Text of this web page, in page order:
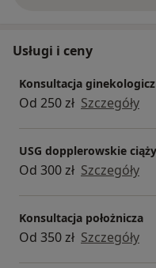
Usługi i ceny
Konsultacja
Od 250 zł Szczegóły
USG dopplerowskie ciąży
Od 300 zł Szczegóły
Konsultacja położnicza
Od 350 zł Szczegóły